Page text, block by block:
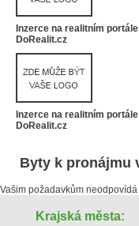
Inzerce na realitním portále
DoRealit.cz
Inzerce na realitním portále
DoRealit.cz
Byty k pronájmu
Vašim požadavkům
Krajská města: